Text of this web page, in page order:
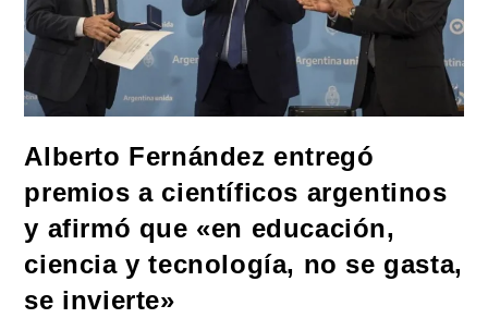
Alberto Fernández entregó
premios a científicos argentinos
y afirmó que «en educación,
ciencia y tecnología, no se gasta,
se invierte»